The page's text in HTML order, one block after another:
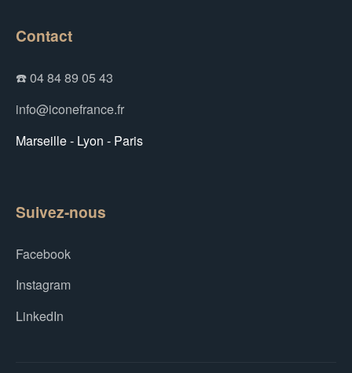
Contact
☎️ 04 84 89 05 43
info@iconefrance.fr
Marseille - Lyon - Paris
Suivez-nous
Facebook
Instagram
LinkedIn